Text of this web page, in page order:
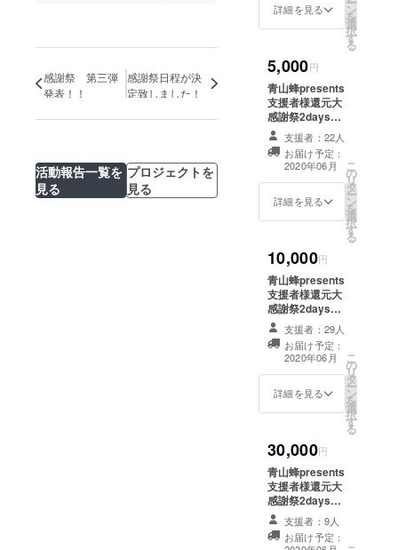
感謝祭 第三弾
発表！！
感謝祭日程が決
定致しました！
活動報告一覧を
見る
プロジェクトを
見る
祭2days”（支援
者様限定）の1日
す。 2DAYSのう
ち、どちらかお
好きな日にちで
ご利用いただけ
ます。 コンテン
ツは決定次第、
随時掲載更新し
ていきます。
※2DAYで500人
限定(1DAYで
300人入った段
階で入場制限が
かかります） ※
このパーティー
のチケットでし
か入れない貸切
パーティーとし
ます。 リターン
”1日分 チケット
配布” ＊チケッ
トのお渡しは郵
送となります
尚、こちら大感
謝祭のリターン
す。
詳細を見る ン
を
選
択
す
る
5,000円
青山蜂presents
支援者様還元大
感謝祭2days【2
日通し チケッ
ト】 営業再開
後、開催予定の
”青山蜂
presents支援者
様還元大感謝祭
2days”（支援者
様限定）の2日通
す。 コンテンツ
は決定次第、随
時掲載更新して
いきます。
※2DAYで500人
限定(1DAYで
300人入った段
階で入場制限が
かかります ※本
パーティーはこ
のパーティーの
チケットでしか
パーティーとし
ます。 リターン
”2日通し チケッ
ト配布” ＊チ
ケットのお渡し
は郵送となりま
す 尚、こちら大
感謝祭のリター
支援者：22人
お届け予定：
2020年06月
詳細を見る
こ
の
リ
タ
ー
ン
を
選
択
す
る
10,000円
青山蜂presents
支援者様還元大
感謝祭2days【2
日通しチケット
+オリジナルドリ
ンクチケット10
枚】 営業再開
後、開催予定の
”青山蜂
presents支援者
様限定）の2日通
しチケット+オリ
ジナルドリンク
チケット10枚で
す。 コンテンツ
は決定次第、随
時掲載更新して
支援者：29人
お届け予定：
2020年06月
詳細を見る
こ
の
リ
タ
ー
ン
を
選
択
す
る
30,000円
青山蜂presents
支援者様還元大
感謝祭2days【1
日分チケット+飲
み放題＋青山蜂
オリジナルグッ
支援者：9人
お届け予定：